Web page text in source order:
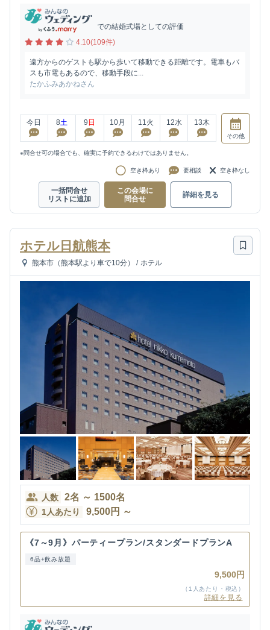
での結婚式場としての評価
4.10(109件)
遠方からのゲストも駅から歩いて移動できる距離です。電車もバ
スも市電もあるので、移動手段に...
たかふみあかねさん
今日 8土 9 日 10月 11火 12水 13木
その他
※問合せ可の場合でも、確実に予約できるわけではありません。
空き枠あり 要相談 空き枠なし
一括問合せ
リストに追加
この会場に
問合せ
詳細を見る
ホテル日航熊本
熊本市（熊本駅より車で10分） / ホテル
人数 2名 ～ 1500名
1人あたり 9,500円 ～
《7～9月》パーティープラン/スタンダードプランA
6品+飲み放題
9,500円
（1人あたり・税込）
詳細を見る